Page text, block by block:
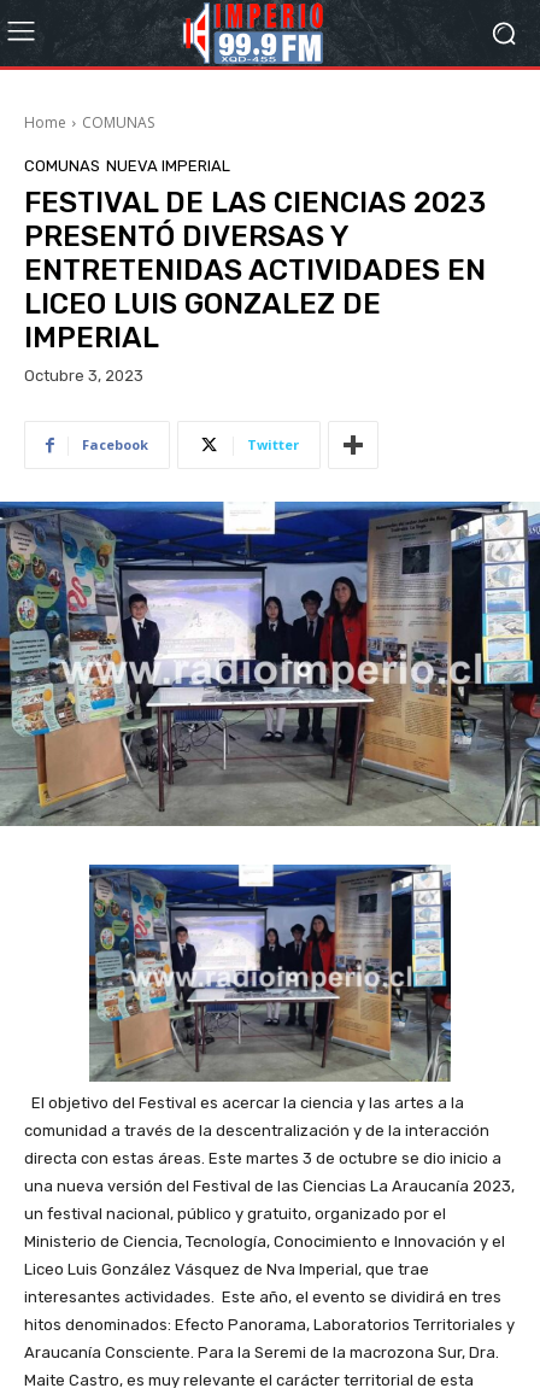
Home COMUNAS
COMUNAS NUEVA IMPERIAL
FESTIVAL DE LAS CIENCIAS 2023
PRESENTÓ DIVERSAS Y
ENTRETENIDAS ACTIVIDADES EN
LICEO LUIS GONZALEZ DE
IMPERIAL
Octubre 3, 2023
Facebook Twitter
El objetivo del Festival es acercar la ciencia y las artes a la
comunidad a través de la descentralización y de la interacción
directa con estas áreas. Este martes 3 de octubre se dio inicio a
una nueva versión del Festival de las Ciencias La Araucanía 2023,
un festival nacional, público y gratuito, organizado por el
Ministerio de Ciencia, Tecnología, Conocimiento e Innovación y el
Liceo Luis González Vásquez de Nva Imperial, que trae
interesantes actividades. Este año, el evento se dividirá en tres
hitos denominados: Efecto Panorama, Laboratorios Territoriales y
Araucanía Consciente. Para la Seremi de la macrozona Sur, Dra.
Maite Castro, es muy relevante el carácter territorial de esta